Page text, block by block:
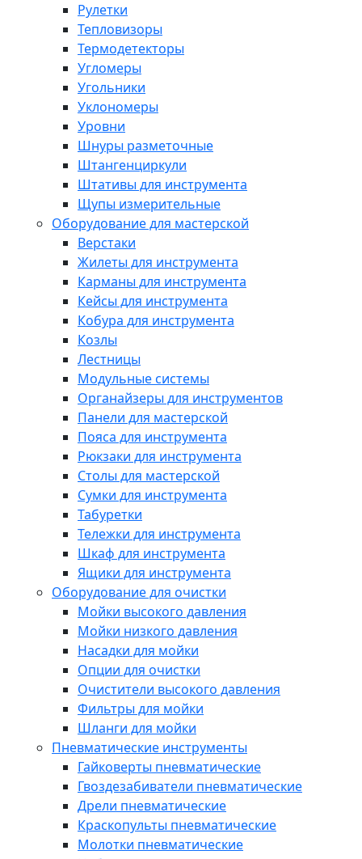
Рулетки
Тепловизоры
Термодетекторы
Угломеры
Угольники
Уклономеры
Уровни
Шнуры разметочные
Штангенциркули
Штативы для инструмента
Щупы измерительные
Оборудование для мастерской
Верстаки
Жилеты для инструмента
Карманы для инструмента
Кейсы для инструмента
Кобура для инструмента
Козлы
Лестницы
Модульные системы
Органайзеры для инструментов
Панели для мастерской
Пояса для инструмента
Рюкзаки для инструмента
Столы для мастерской
Сумки для инструмента
Табуретки
Тележки для инструмента
Шкаф для инструмента
Ящики для инструмента
Оборудование для очистки
Мойки высокого давления
Мойки низкого давления
Насадки для мойки
Опции для очистки
Очистители высокого давления
Фильтры для мойки
Шланги для мойки
Пневматические инструменты
Гайковерты пневматические
Гвоздезабиватели пневматические
Дрели пневматические
Краскопульты пневматические
Молотки пневматические